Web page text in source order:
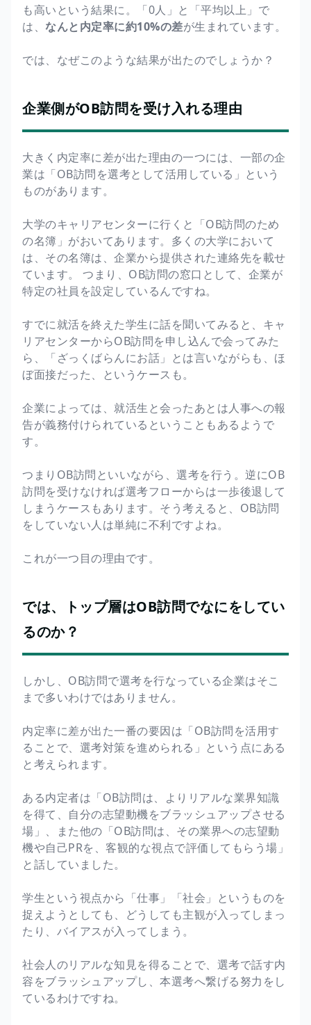
も高いという結果に。「0人」と「平均以上」で
は、 なんと内定率に約10%の差が生まれています。
では、なぜこのような結果が出たのでしょうか？
企業側がOB訪問を受け入れる理由
大きく内定率に差が出た理由の一つには、一部の企
業は「OB訪問を選考として活用している」という
ものがあります。
大学のキャリアセンターに行くと「OB訪問のため
の名簿」がおいてあります。多くの大学において
は、その名簿は、企業から提供された連絡先を載せ
ています。 つまり、OB訪問の窓口として、企業が
特定の社員を設定しているんですね。
すでに就活を終えた学生に話を聞いてみると、キャ
リアセンターからOB訪問を申し込んで会ってみた
ら、「ざっくばらんにお話」とは言いながらも、ほ
ぼ面接だった、というケースも。
企業によっては、就活生と会ったあとは人事への報
告が義務付けられているということもあるようで
す。
つまりOB訪問といいながら、選考を行う。逆にOB
訪問を受けなければ選考フローからは一歩後退して
しまうケースもあります。そう考えると、OB訪問
をしていない人は単純に不利ですよね。
これが一つ目の理由です。
では、トップ層はOB訪問でなにをしてい
るのか？
しかし、OB訪問で選考を行なっている企業はそこ
まで多いわけではありません。
内定率に差が出た一番の要因は「OB訪問を活用す
ることで、選考対策を進められる」という点にある
と考えられます。
ある内定者は「OB訪問は、よりリアルな業界知識
を得て、自分の志望動機をブラッシュアップさせる
場」、また他の「OB訪問は、その業界への志望動
機や自己PRを、客観的な視点で評価してもらう場」
と話していました。
学生という視点から「仕事」「社会」というものを
捉えようとしても、どうしても主観が入ってしまっ
たり、バイアスが入ってしまう。
社会人のリアルな知見を得ることで、選考で話す内
容をブラッシュアップし、本選考へ繋げる努力をし
ているわけですね。